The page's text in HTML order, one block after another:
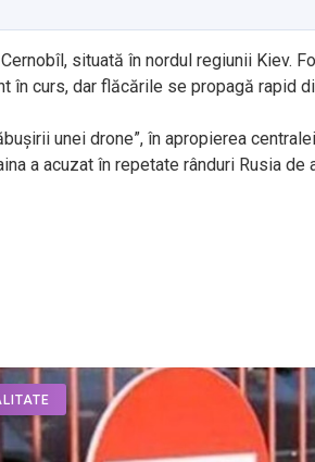
situată în nordul regiunii Kiev.
în curs, dar flăcările se propagă rapid
unei drone”, în apropierea centralei
a acuzat în repetate rânduri Rusia de